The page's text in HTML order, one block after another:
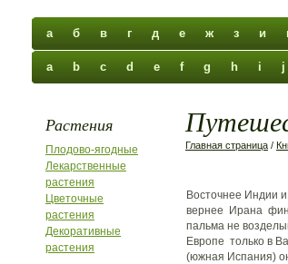
а б в г д е ж з и
a b c d e f g h i j
Растения
Плодово-ягодные
Лекарственные
растения
Цветочные
растения
Декоративные
растения
Главная страница /
Восточнее Индии
вернее Ирана
пальма не
Европе только в
(южная Испания)